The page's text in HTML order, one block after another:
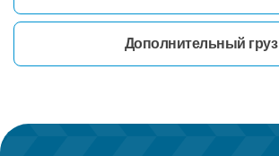
Дополнительный груз